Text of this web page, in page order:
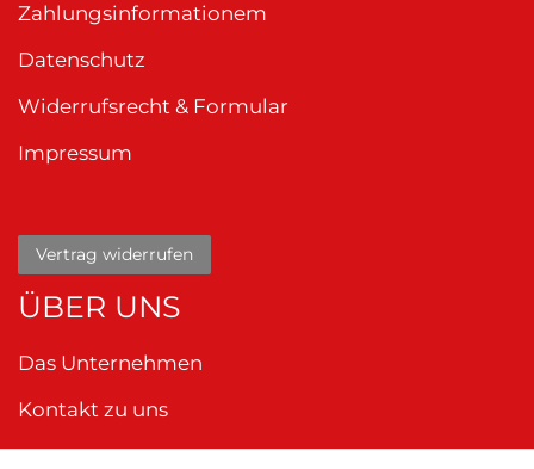
Zahlungsinformationem
Datenschutz
Widerrufsrecht & Formular
Impressum
Vertrag widerrufen
ÜBER UNS
Das Unternehmen
Kontakt zu uns